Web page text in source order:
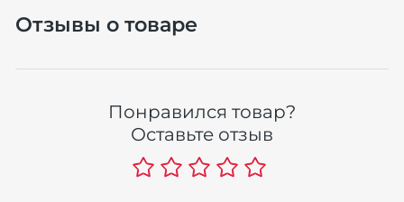
Отзывы о товаре
Понравился товар?
Оставьте отзыв